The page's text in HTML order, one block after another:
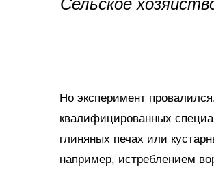
Сельское
Но эксперимент
квалифицированных
глиняных печах или
например, истреблением